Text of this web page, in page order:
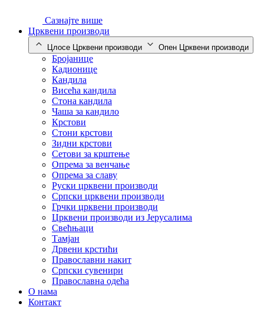
Сазнајте више
Црквени производи
Цлосе Црквени производи Опен Црквени производи
Бројанице
Кадионице
Кандила
Висећа кандила
Стона кандила
Чаша за кандило
Крстови
Стони крстови
Зидни крстови
Сетови за крштење
Опрема за венчање
Опрема за славу
Руски црквени производи
Српски црквени производи
Грчки црквени производи
Црквени производи из Јерусалима
Свећњаци
Тамјан
Дрвени крстићи
Православни накит
Српски сувенири
Православна одећа
О нама
Контакт